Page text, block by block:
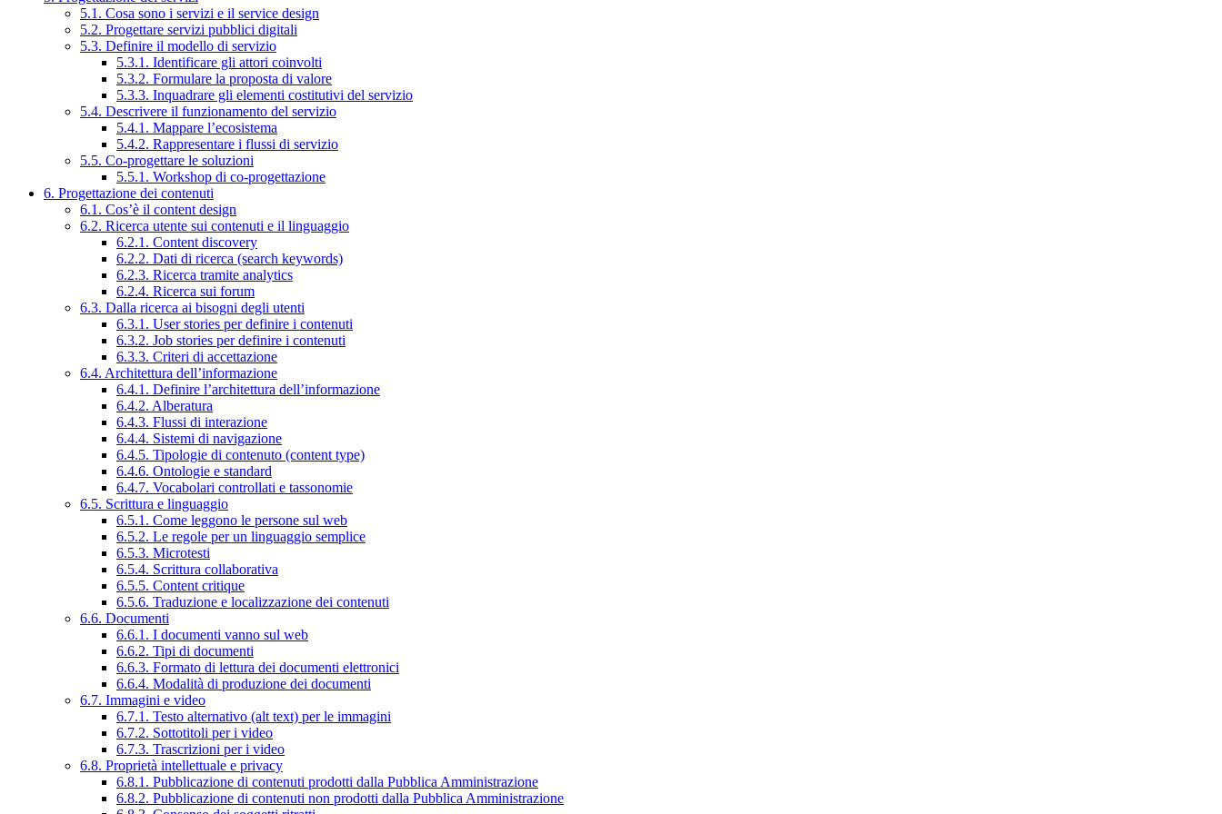
5.1. Cosa sono i servizi e il service design
5.2. Progettare servizi pubblici digitali
5.3. Definire il modello di servizio
5.3.1. Identificare gli attori coinvolti
5.3.2. Formulare la proposta di valore
5.3.3. Inquadrare gli elementi costitutivi del servizio
5.4. Descrivere il funzionamento del servizio
5.4.1. Mappare l’ecosistema
5.4.2. Rappresentare i flussi di servizio
5.5. Co-progettare le soluzioni
5.5.1. Workshop di co-progettazione
6. Progettazione dei contenuti
6.1. Cos’è il content design
6.2. Ricerca utente sui contenuti e il linguaggio
6.2.1. Content discovery
6.2.2. Dati di ricerca (search keywords)
6.2.3. Ricerca tramite analytics
6.2.4. Ricerca sui forum
6.3. Dalla ricerca ai bisogni degli utenti
6.3.1. User stories per definire i contenuti
6.3.2. Job stories per definire i contenuti
6.3.3. Criteri di accettazione
6.4. Architettura dell’informazione
6.4.1. Definire l’architettura dell’informazione
6.4.2. Alberatura
6.4.3. Flussi di interazione
6.4.4. Sistemi di navigazione
6.4.5. Tipologie di contenuto (content type)
6.4.6. Ontologie e standard
6.4.7. Vocabolari controllati e tassonomie
6.5. Scrittura e linguaggio
6.5.1. Come leggono le persone sul web
6.5.2. Le regole per un linguaggio semplice
6.5.3. Microtesti
6.5.4. Scrittura collaborativa
6.5.5. Content critique
6.5.6. Traduzione e localizzazione dei contenuti
6.6. Documenti
6.6.1. I documenti vanno sul web
6.6.2. Tipi di documenti
6.6.3. Formato di lettura dei documenti elettronici
6.6.4. Modalità di produzione dei documenti
6.7. Immagini e video
6.7.1. Testo alternativo (alt text) per le immagini
6.7.2. Sottotitoli per i video
6.7.3. Trascrizioni per i video
6.8. Proprietà intellettuale e privacy
6.8.1. Pubblicazione di contenuti prodotti dalla Pubblica Amministrazione
6.8.2. Pubblicazione di contenuti non prodotti dalla Pubblica Amministrazione